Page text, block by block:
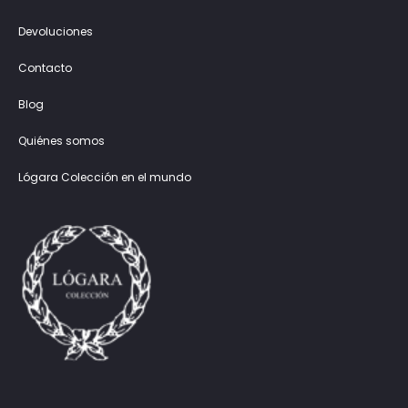
Devoluciones
Contacto
Blog
Quiénes somos
Lógara Colección en el mundo